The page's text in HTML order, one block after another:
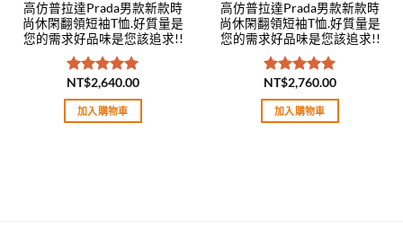
高仿普拉達Prada男款新款時
尚休閑翻領短袖T恤.好質量是
您的需求好品味是您該追求!!
評分5.00
滿分 5
NT$2,640.00
加入購物車
高仿普拉達Prada男款新款時
尚休閑翻領短袖T恤.好質量是
您的需求好品味是您該追求!!
評分5.00
滿分 5
NT$2,760.00
加入購物車